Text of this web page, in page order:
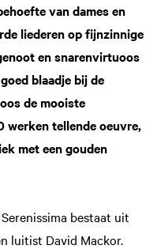
van dames en
liederen op fijnzinnige
en snarenvirtuoos
blaadje bij de
de mooiste
werken tellende oeuvre,
met een gouden
bestaat uit
luitist David Mackor.